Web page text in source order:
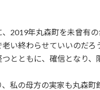
2019年丸森町を未曾有
い終わらせていいのだろ
とともに、確信となり、
私の母方の実家も丸森町